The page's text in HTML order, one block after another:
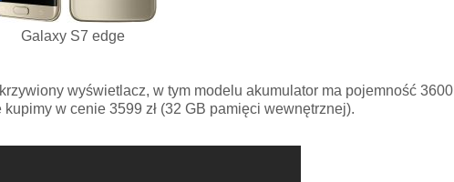
Galaxy S7 edge
wyświetlacz, w tym modelu akumulator ma pojemność 3600
w cenie 3599 zł (32 GB pamięci wewnętrznej).